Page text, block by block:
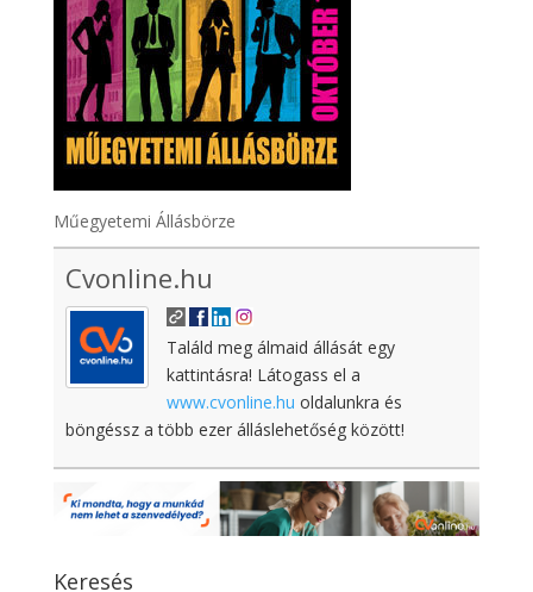
Műegyetemi Állásbörze
Cvonline.hu
Találd meg álmaid állását egy
kattintásra! Látogass el a
www.cvonline.hu oldalunkra és
böngéssz a több ezer álláslehetőség között!
Keresés